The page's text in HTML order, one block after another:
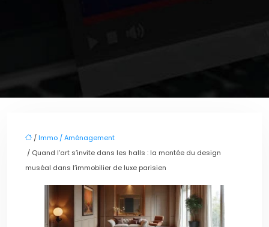
/Immo / Aménagement
/ Quand l’art s’invite dans les halls : la montée du design
muséal dans l’immobilier de luxe parisien